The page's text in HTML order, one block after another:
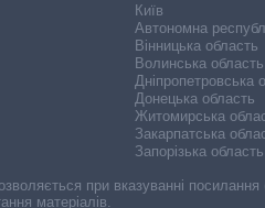
Київ
Автономна
Вінницька область
Волинська область
Дніпропетровська
Донецька область
Житомирська
Закарпатська
Запорізька область
при вказуванні
матеріалів.